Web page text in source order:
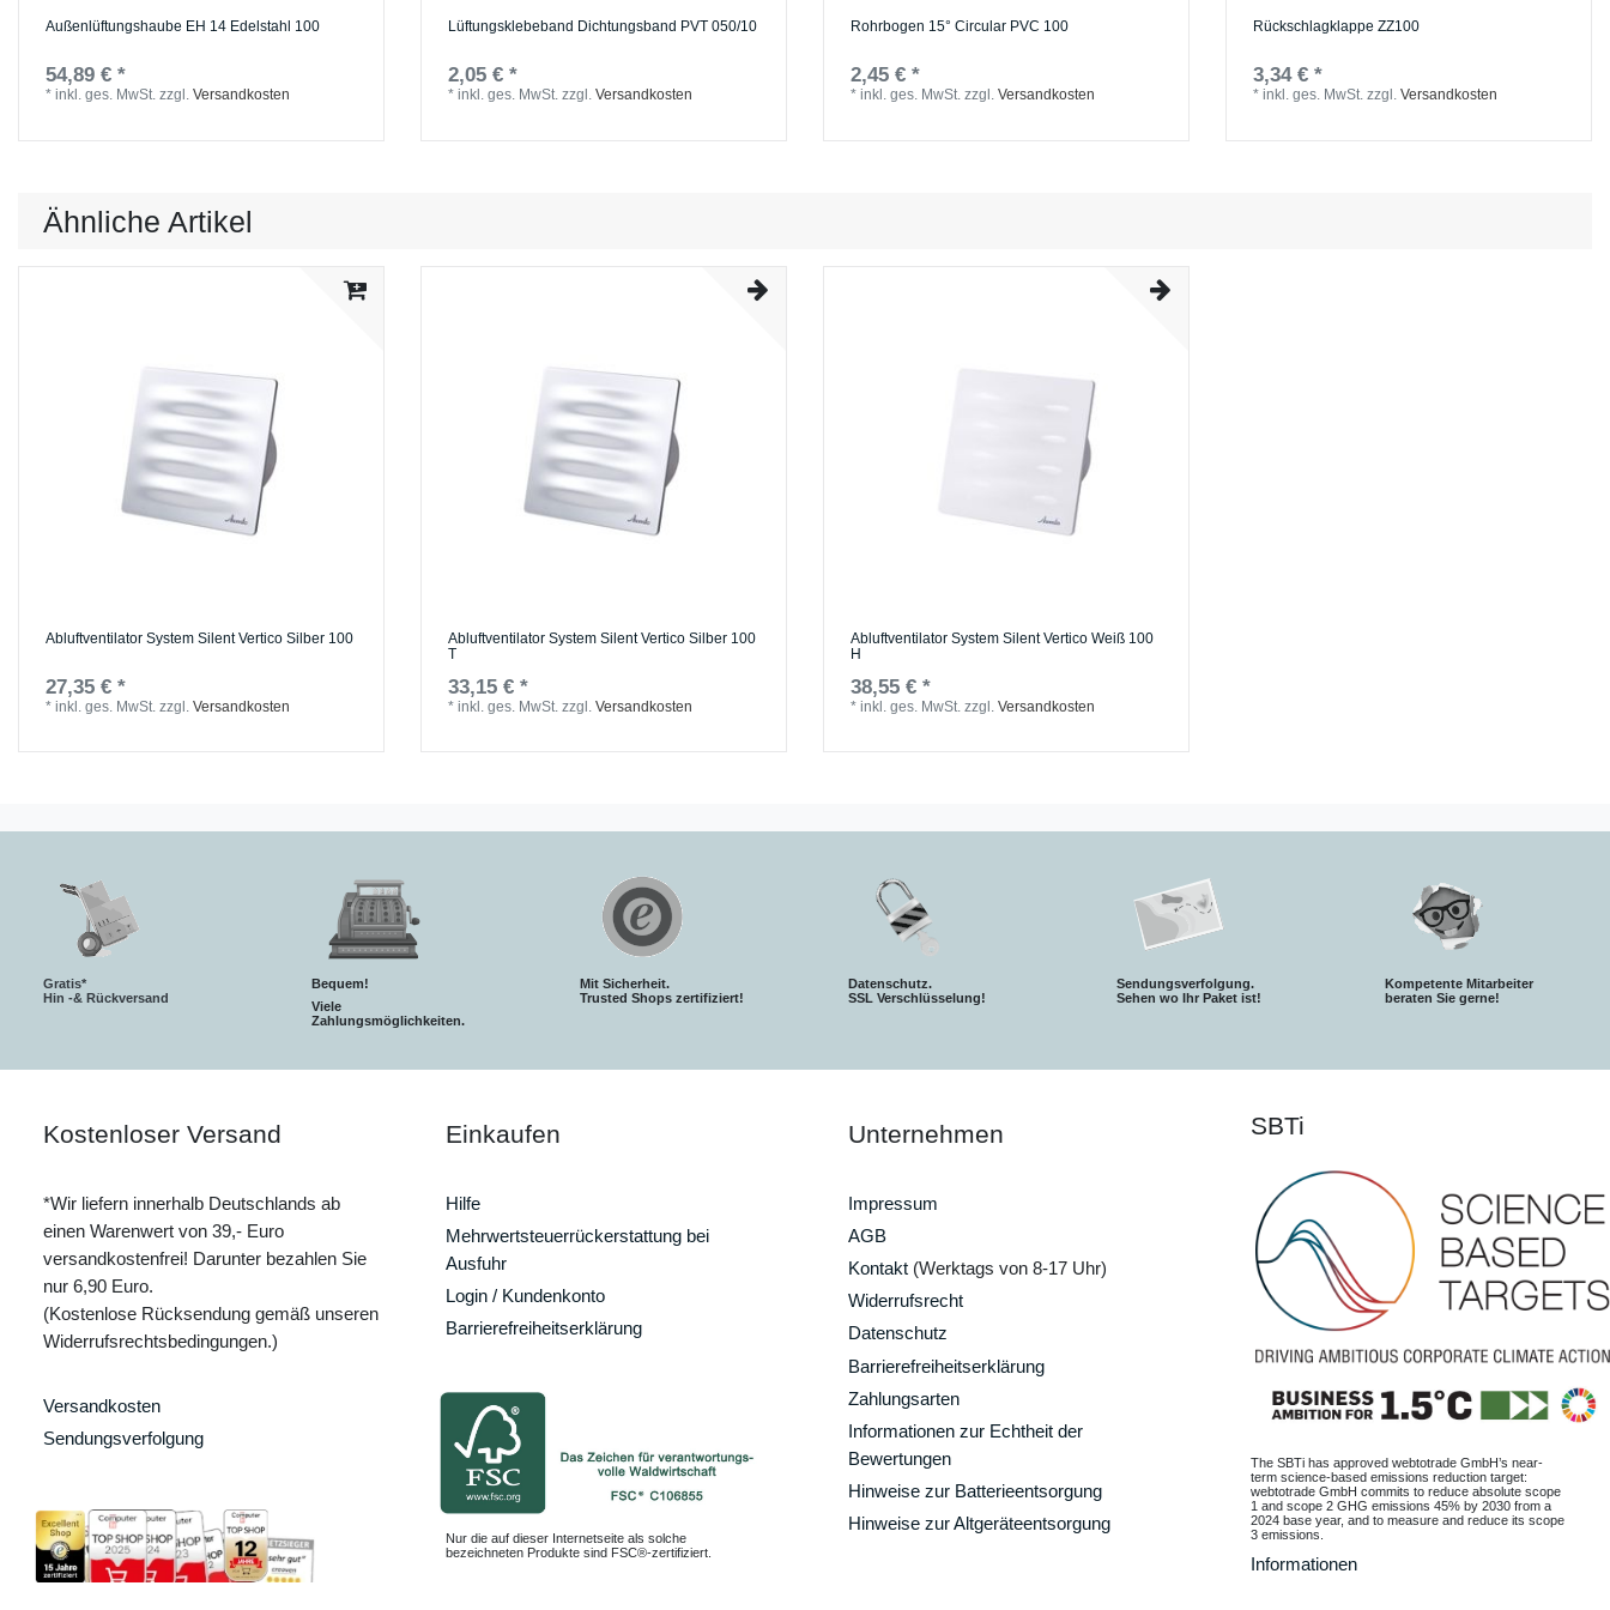
Außenlüftungshaube EH 14 Edelstahl 100
54,89 € *
*inkl. ges. MwSt. zzgl.Versandkosten
Lüftungsklebeband Dichtungsband PVТ 050/10
2,05 € *
*inkl. ges. MwSt. zzgl.Versandkosten
Rohrbogen 15° Circular PVC 100
2,45 € *
*inkl. ges. MwSt. zzgl.Versandkosten
Rückschlagklappe ZZ100
3,34 € *
*inkl. ges. MwSt. zzgl.Versandkosten
Ähnliche Artikel
Abluftventilator System Silent Vertico Silber 100
27,35 € *
*inkl. ges. MwSt. zzgl.Versandkosten
Abluftventilator System Silent Vertico Silber 100
T
33,15 € *
*inkl. ges. MwSt. zzgl.Versandkosten
Abluftventilator System Silent Vertico Weiß 100
H
38,55 € *
*inkl. ges. MwSt. zzgl.Versandkosten
Gratis*
Hin -& Rückversand
Bequem!
Viele
Zahlungsmöglichkeiten.
Mit Sicherheit.
Trusted Shops zertifiziert!
Datenschutz.
SSL Verschlüsselung!
Sendungsverfolgung.
Sehen wo Ihr Paket ist!
Kompetente Mitarbeiter
beraten Sie gerne!
Kostenloser Versand
*Wir liefern innerhalb Deutschlands ab
einen Warenwert von 39,- Euro
versandkostenfrei! Darunter bezahlen Sie
nur 6,90 Euro.
(Kostenlose Rücksendung gemäß unseren
Widerrufsrechtsbedingungen.)
Versandkosten
Sendungsverfolgung
Einkaufen
Hilfe
Mehrwertsteuerrückerstattung bei
Ausfuhr
Login / Kundenkonto
Barrierefreiheitserklärung
Nur die auf dieser Internetseite als solche
bezeichneten Produkte sind FSC®-zertifiziert.
Unternehmen
Impressum
AGB
Kontakt (Werktags von 8-17 Uhr)
Widerrufsrecht
Datenschutz
Barrierefreiheitserklärung
Zahlungsarten
Informationen zur Echtheit der
Bewertungen
Hinweise zur Batterieentsorgung
Hinweise zur Altgeräteentsorgung
SBTi
The SBTi has approved webtotrade GmbH’s near-
term science-based emissions reduction target:
webtotrade GmbH commits to reduce absolute scope
1 and scope 2 GHG emissions 45% by 2030 from a
2024 base year, and to measure and reduce its scope
3 emissions.
Informationen